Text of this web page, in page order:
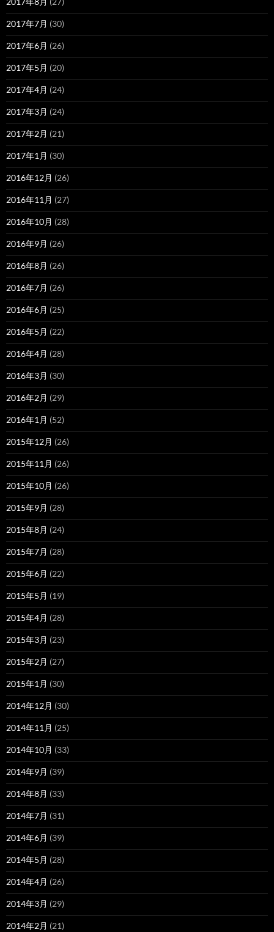
2017年7月 (30)
2017年6月 (26)
2017年5月 (20)
2017年4月 (24)
2017年3月 (24)
2017年2月 (21)
2017年1月 (30)
2016年12月 (26)
2016年11月 (27)
2016年10月 (28)
2016年9月 (26)
2016年8月 (26)
2016年7月 (26)
2016年6月 (25)
2016年5月 (22)
2016年4月 (28)
2016年3月 (30)
2016年2月 (29)
2016年1月 (52)
2015年12月 (26)
2015年11月 (26)
2015年10月 (26)
2015年9月 (28)
2015年8月 (24)
2015年7月 (28)
2015年6月 (22)
2015年5月 (19)
2015年4月 (28)
2015年3月 (23)
2015年2月 (27)
2015年1月 (30)
2014年12月 (30)
2014年11月 (25)
2014年10月 (33)
2014年9月 (39)
2014年8月 (33)
2014年7月 (31)
2014年6月 (39)
2014年5月 (28)
2014年4月 (26)
2014年3月 (29)
2014年2月 (21)